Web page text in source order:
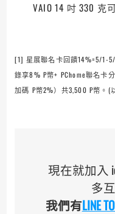
VAIO 14 吋 330 克
[1] 星展聯名卡回饋14%=5/1-
錄享8% P幣+ PChome聯名卡
加碼 P幣2%）共3,500 P幣。(
現在就加入
多
我們有LINE